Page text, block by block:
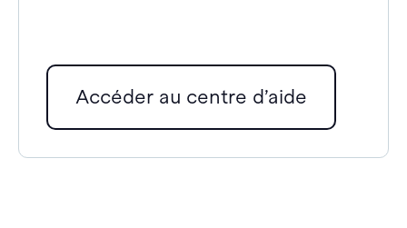
Accéder au centre d’aide